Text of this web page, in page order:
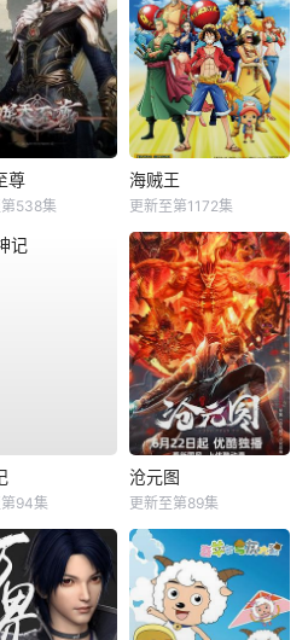
尊
538集
海贼王
更新至第1172集
94集
沧元图
更新至第89集